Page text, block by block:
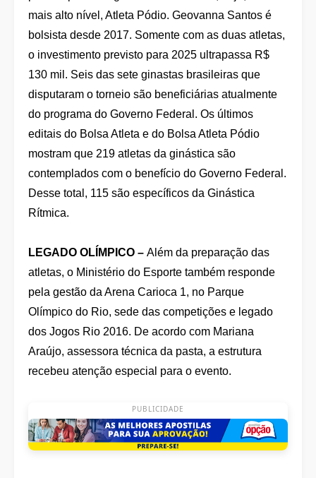
mais alto nível, Atleta Pódio. Geovanna Santos é
bolsista desde 2017. Somente com as duas atletas,
o investimento previsto para 2025 ultrapassa R$
130 mil. Seis das sete ginastas brasileiras que
disputaram o torneio são beneficiárias atualmente
do programa do Governo Federal. Os últimos
editais do Bolsa Atleta e do Bolsa Atleta Pódio
mostram que 219 atletas da ginástica são
contemplados com o benefício do Governo Federal.
Desse total, 115 são específicos da Ginástica
Rítmica.
LEGADO OLÍMPICO – Além da preparação das
atletas, o Ministério do Esporte também responde
pela gestão da Arena Carioca 1, no Parque
Olímpico do Rio, sede das competições e legado
dos Jogos Rio 2016. De acordo com Mariana
Araújo, assessora técnica da pasta, a estrutura
recebeu atenção especial para o evento.
PUBLICIDADE